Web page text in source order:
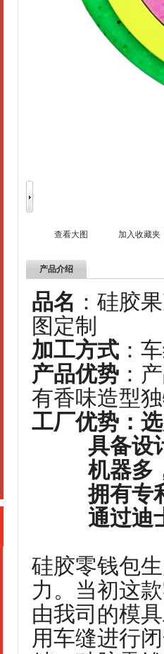
查看大图 加入收藏夹
产品介绍
品名 ：
图定制
加工方式
产品优势 ：
有香味造型
工厂优势：
具备设计
机器多，
拥有专利
通过迪士
硅胶零钱包
力。当初这
由我司的模
用车缝进行